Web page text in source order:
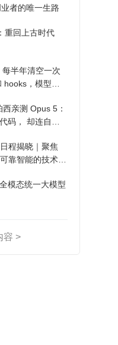
者的唯一生路
重回上古时代
半年清空一次
，模型自
亲测 Opus 5：
码， 却连自己
程揭晓｜聚焦
靠智能的技术路
模态统一大模型
容 >